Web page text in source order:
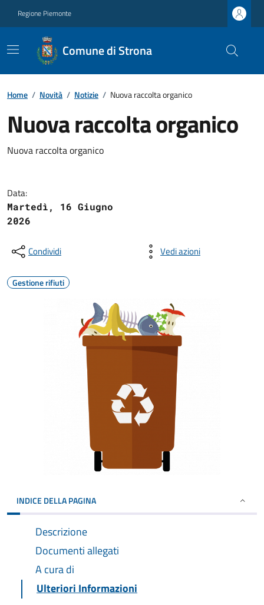
Regione Piemonte
Comune di Strona
Home / Novità / Notizie / Nuova raccolta organico
Nuova raccolta organico
Nuova raccolta organico
Data:
Martedì, 16 Giugno
2026
Condividi Vedi azioni
Gestione rifiuti
INDICE DELLA PAGINA
Descrizione
Documenti allegati
A cura di
Ulteriori Informazioni